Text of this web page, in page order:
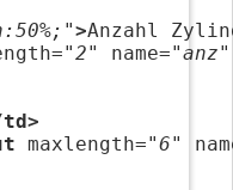
>Anzahl
"2" name="anz"
maxlength="6"